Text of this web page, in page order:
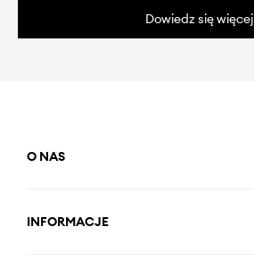
Dowiedz się więcej
O NAS
INFORMACJE